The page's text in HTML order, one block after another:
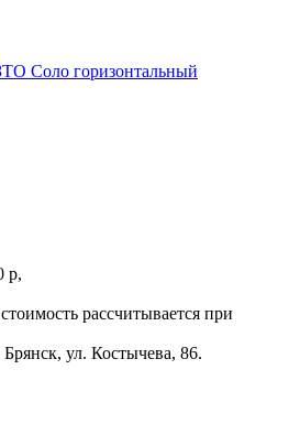
р,
рассчитывается при
ул. Костычева, 86.